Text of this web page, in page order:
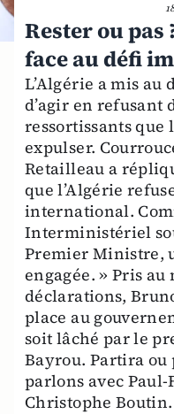
Rester ou
face au défi
L’Algérie a mis
d’agir en refusant
ressortissants
expulser.
Retailleau a
que l’Algérie
international.
Interministériel
Premier Ministre,
engagée. » Pris au
déclarations,
place au
soit lâché par le
Bayrou. Partira ou
parlons avec
Christophe Boutin.